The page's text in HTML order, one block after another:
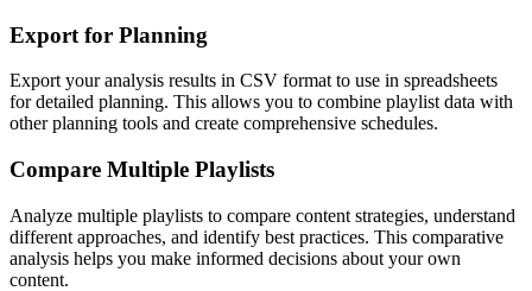
Export for Planning
Export your analysis results in CSV format to use in spreadsheets
for detailed planning. This allows you to combine playlist data with
other planning tools and create comprehensive schedules.
Compare Multiple Playlists
Analyze multiple playlists to compare content strategies, understand
different approaches, and identify best practices. This comparative
analysis helps you make informed decisions about your own
content.